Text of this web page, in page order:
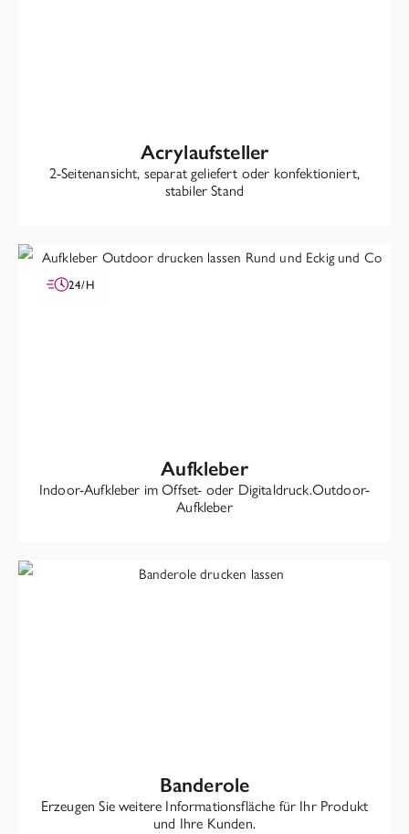
Acrylaufsteller
2-Seitenansicht, separat geliefert oder konfektioniert,
stabiler Stand
24/H
Aufkleber
Indoor-Aufkleber im Offset- oder Digitaldruck.Outdoor-
Aufkleber
Banderole
Erzeugen Sie weitere Informationsfläche für Ihr Produkt
und Ihre Kunden.